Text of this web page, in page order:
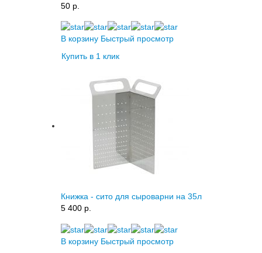
50 p.
В корзину Быстрый просмотр
Купить в 1 клик
Книжка - сито для сыроварни на 35л
5 400 p.
В корзину Быстрый просмотр